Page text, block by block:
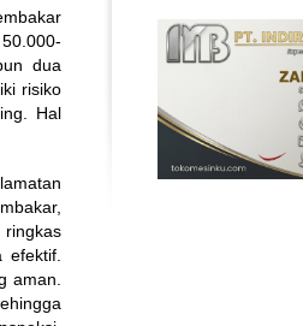
dua
risiko
Hal
ringkas
aman.